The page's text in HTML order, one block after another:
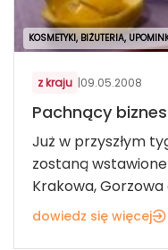
KOSMETYKI, BIŻUTERIA,
z kraju |09.05.2008
Pachnący biznes
Już w przyszłym
zostaną
Krakowa, Gorzowa
dowiedz się więcej